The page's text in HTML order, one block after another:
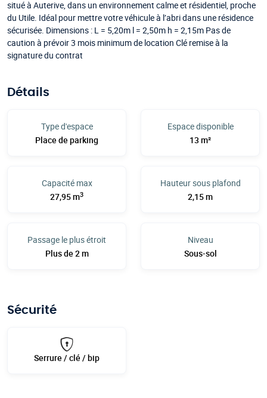
situé à Auterive, dans un environnement calme et résidentiel, proche
du Utile. Idéal pour mettre votre véhicule à l’abri dans une résidence
sécurisée. Dimensions : L = 5,20m l = 2,50m h = 2,15m Pas de
caution à prévoir 3 mois minimum de location Clé remise à la
signature du contrat
Détails
Type d'espace
Place de parking
Espace disponible
13 m²
Capacité max
27,95 m3
Hauteur sous plafond
2,15 m
Passage le plus étroit
Plus de 2 m
Niveau
Sous-sol
Sécurité
Serrure / clé / bip